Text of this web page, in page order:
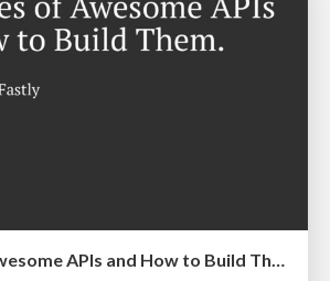
Principles of Awesome APIs and How to Build Them.